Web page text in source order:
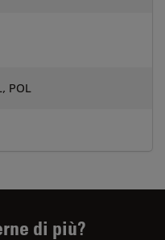
POL
di più?